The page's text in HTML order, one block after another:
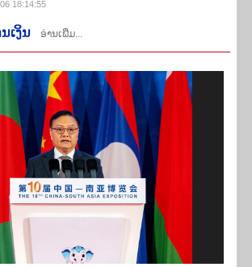
18:14:55
ເງິນ ອ່ານເພີ່ມ...